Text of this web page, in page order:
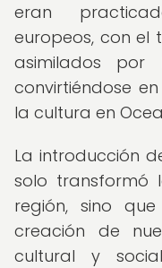
eran
europeos, con
asimilados por
convirtiéndose
la cultura en
La introducción
solo transformó
región, sino
creación de
cultural y